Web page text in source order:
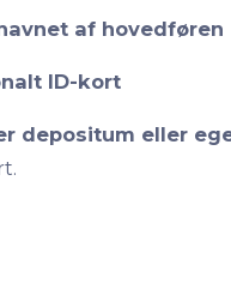
af hovedføren
ID-kort
depositum eller